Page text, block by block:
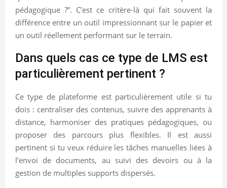
pédagogique ?”. C’est ce critère-là qui fait souvent la
différence entre un outil impressionnant sur le papier et
un outil réellement performant sur le terrain.
Dans quels cas ce type de LMS est
particulièrement pertinent ?
Ce type de plateforme est particulièrement utile si tu
dois : centraliser des contenus, suivre des apprenants à
distance, harmoniser des pratiques pédagogiques, ou
proposer des parcours plus flexibles. Il est aussi
pertinent si tu veux réduire les tâches manuelles liées à
l’envoi de documents, au suivi des devoirs ou à la
gestion de multiples supports dispersés.